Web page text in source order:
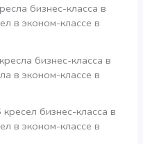
бизнес-класса в
в эконом-классе в
бизнес-класса в
в эконом-классе в
бизнес-класса в
в эконом-классе в